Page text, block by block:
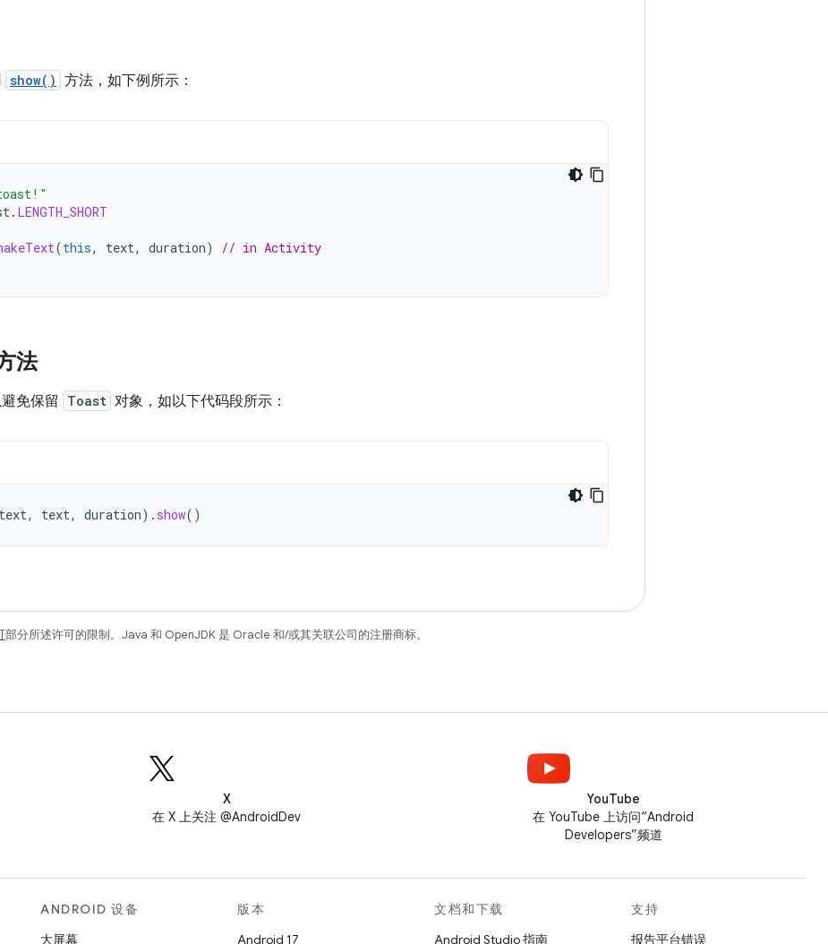
show() 方法，如下例所示：
. LENGTH_SHORT
(this, text, duration)
// in Activity
法
免保留 Toast 对象，如以下代码段所示：
, text, duration). show()
部分所述许可的限制。Java 和 OpenJDK 是 Oracle 和/或其关联公司的注册商标。
X
在 X 上关注 @AndroidDev
YouTube
在 YouTube 上访问“Android
Developers”频道
ANDROID 设备
大屏幕
版本
Android 17
文档和下载
Android Studio 指南
支持
报告平台错误